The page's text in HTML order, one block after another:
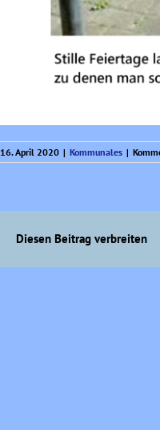
16. April 2020 | Kommunales |
Diesen Beitrag verbreiten